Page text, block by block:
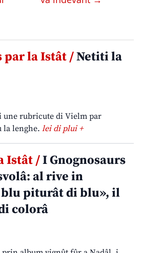
par la Istât /Netiti la
une rubricute di Vielm par
la lenghe. lei di plui +
Istât /I Gnognosaurs
al rive in
blu piturât di blu», il
colorâ